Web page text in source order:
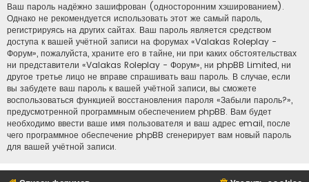
Ваш пароль надёжно зашифрован (односторонним хэшированием).
Однако не рекомендуется использовать этот же самый пароль,
регистрируясь на других сайтах. Ваш пароль является средством
доступа к вашей учётной записи на форумах «Valakas Roleplay -
Форум», пожалуйста, храните его в тайне, ни при каких обстоятельствах
ни представители «Valakas Roleplay - Форум», ни phpBB Limited, ни
другое третье лицо не вправе спрашивать ваш пароль. В случае, если
вы забудете ваш пароль к вашей учётной записи, вы сможете
воспользоваться функцией восстановления пароля «Забыли пароль?»,
предусмотренной программным обеспечением phpBB. Вам будет
необходимо ввести ваше имя пользователя и ваш адрес email, после
чего программное обеспечение phpBB сгенерирует вам новый пароль
для вашей учётной записи.